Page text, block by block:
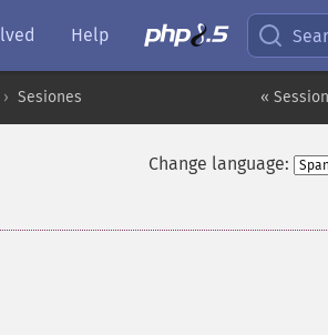
Help
«
Sesiones
Change language: